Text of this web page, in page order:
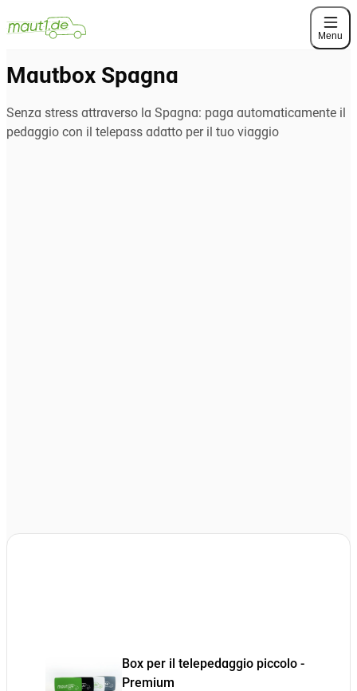
Menu
Mautbox Spagna
Senza stress attraverso la Spagna: paga automaticamente il
pedaggio con il telepass adatto per il tuo viaggio
Box per il telepedaggio piccolo -
Premium